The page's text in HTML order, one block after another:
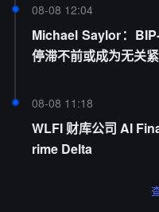
08-08 12:04
Michael Saylor：
停滞不前或成为无关
08-08 11:18
WLFI 财库公司 AI
rime Delta